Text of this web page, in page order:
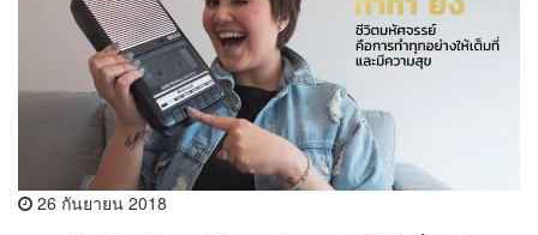
26 กันยายน 2018